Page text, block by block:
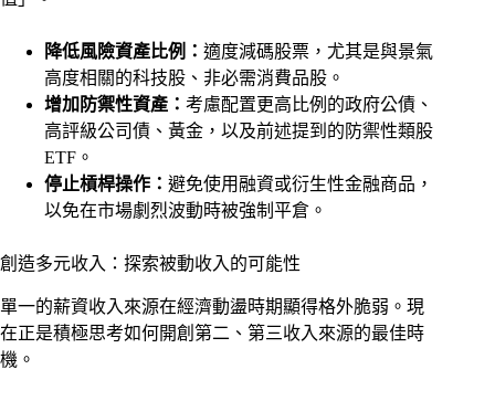
降低風險資產比例： 適度減碼股票，尤其是與景氣
高度相關的科技股、非必需消費品股。
增加防禦性資產： 考慮配置更高比例的政府公債、
高評級公司債、黃金，以及前述提到的防禦性類股
ETF。
停止槓桿操作： 避免使用融資或衍生性金融商品，
以免在市場劇烈波動時被強制平倉。
創造多元收入：探索被動收入的可能性
單一的薪資收入來源在經濟動盪時期顯得格外脆弱。現
在正是積極思考如何開創第二、第三收入來源的最佳時
機。